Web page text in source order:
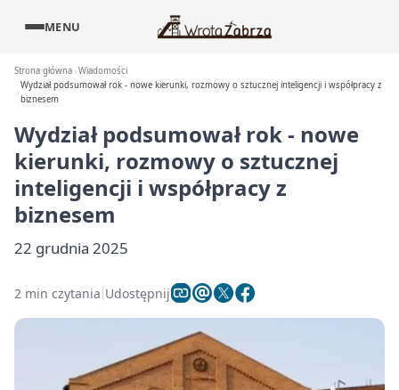
MENU
Strona główna Wiadomości
Wydział podsumował rok - nowe kierunki, rozmowy o sztucznej inteligencji i współpracy z
biznesem
Wydział podsumował rok - nowe
kierunki, rozmowy o sztucznej
inteligencji i współpracy z
biznesem
22 grudnia 2025
2 min czytania Udostępnij